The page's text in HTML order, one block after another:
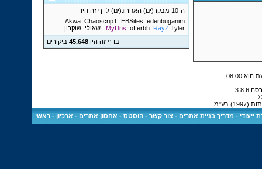
ה-10 מבקר(ים) האחרונ(ים) לדף זה היו:
Akwa ChaoscripT EBSites edenbuganim
MyDns offerbh RayZ Tyler שאולי
שוקרון
בדף זה היו45,648 ביקורים
08:00
בע"מ
ייעודי -מדריך בניית אתרים -צור קשר -הוסטס - אחסון אתרים - ארכיון -ראשי